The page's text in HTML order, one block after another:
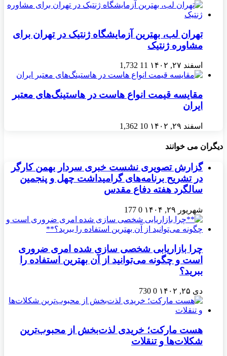
تهران لب، بهترین آزمایشگاه ژنتیک در تهران برای
مشاوره ژنتیک
اسفند ۲۷, ۱۴۰۲ 11
1,732
مقایسه قیمت انواع هاست در هاستینگ‌های معتبر
ایران
اسفند ۲۹, ۱۴۰۲ 10
1,362
دیگران می خوانند
گزارش تصویری نشست خبری سردار بهمن کارگر
در تشریح برنامه‌های گرامیداشت چهل و پنجمین
سالگرد هفته دفاع مقدس
شهریور ۲۹, ۱۴۰۴ 0
177
چرا بازاریابی شخصی سازی شده امری ضروری
است و چگونه می‌توانید از آن بهترین استفاده را
ببرید؟
دی ۲۵, ۱۴۰۲ 0
730
هست مارکت؛ خریدی لذت‌بخش از محبوب‌ترین
شکلات‌ها و تنقلات